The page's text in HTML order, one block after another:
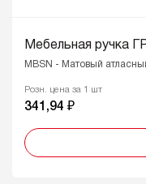
Мебельная ручка
MBSN - Матовый
Розн. цена за 1 шт
341,94 ₽